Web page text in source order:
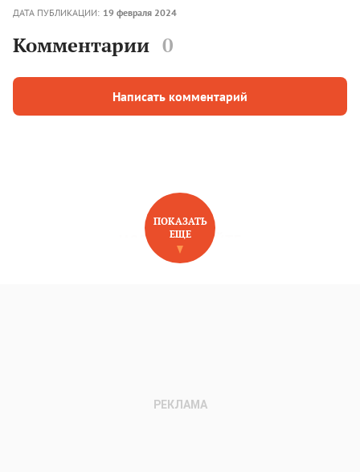
ДАТА ПУБЛИКАЦИИ: 19 февраля 2024
Комментарии 0
Написать комментарий
НОВОЕ НА САЙТЕ
ПОКАЗАТЬ
ЕЩЕ